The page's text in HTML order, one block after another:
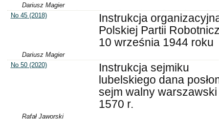
Dariusz Magier
No 45 (2018)
Instrukcja
Polskiej Partii
10 września 1944 roku
Dariusz Magier
No 50 (2020)
Instrukcja sejmiku
lubelskiego dana
sejm walny warszawski
1570 r.
Rafał Jaworski